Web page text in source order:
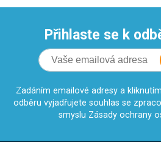
Přihlaste se k
Zadáním emailové adresy a
odběru vyjadřujete souhlas se
smyslu Zásady ochrany